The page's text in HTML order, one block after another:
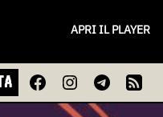
APRI IL PLAYER